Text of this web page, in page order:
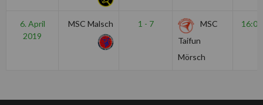
6. April
2019
MSC Malsch 1 - 7
MSC
Taifun
Mörsch
16:00